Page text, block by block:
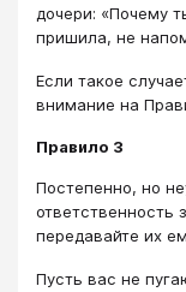
дочери: «Почему
пришила, не
Если такое
внимание на
Правило 3
Постепенно, но
ответственность
передавайте их
Пусть вас не